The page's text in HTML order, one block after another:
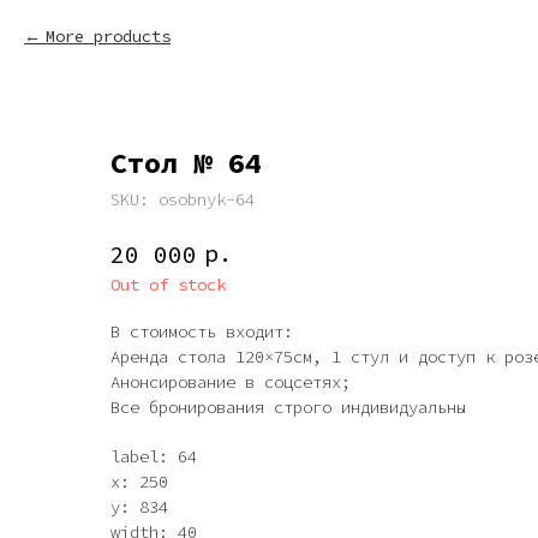
More products
Стол № 64
SKU: osobnyk-64
20 000 р.
Out of stock
В стоимость входит:
Аренда стола 120×75см, 1 стул и доступ к
Анонсирование в соцсетях;
Все бронирования строго индивидуальны
label: 64
x: 250
y: 834
width: 40